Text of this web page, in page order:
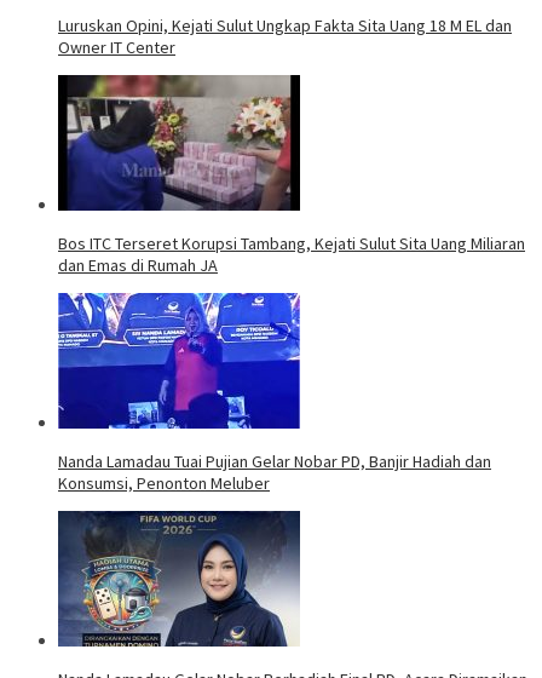
Luruskan Opini, Kejati Sulut Ungkap Fakta Sita Uang 18 M EL dan
Owner IT Center
Bos ITC Terseret Korupsi Tambang, Kejati Sulut Sita Uang Miliaran
dan Emas di Rumah JA
Nanda Lamadau Tuai Pujian Gelar Nobar PD, Banjir Hadiah dan
Konsumsi, Penonton Meluber